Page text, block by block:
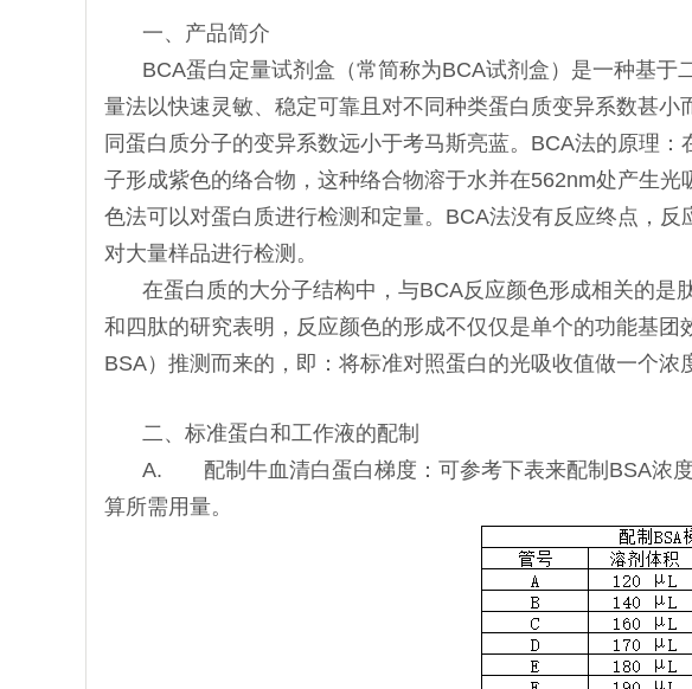
一、产品简介
BCA蛋白定量试剂盒（常简称为BCA试剂盒）是一种基
量法以快速灵敏、稳定可靠且对不同种类蛋白质变异系数甚
同蛋白质分子的变异系数远小于考马斯亮蓝。BCA法的原理
子形成紫色的络合物，这种络合物溶于水并在562nm处产生
色法可以对蛋白质进行检测和定量。BCA法没有反应终点，
对大量样品进行检测。
在蛋白质的大分子结构中，与BCA反应颜色形成相关的
和四肽的研究表明，反应颜色的形成不仅仅是单个的功能基
BSA）推测而来的，即：将标准对照蛋白的光吸收值做一个
二、标准蛋白和工作液的配制
A. 配制牛血清白蛋白梯度：可参考下表来配制BSA浓度
算所需用量。